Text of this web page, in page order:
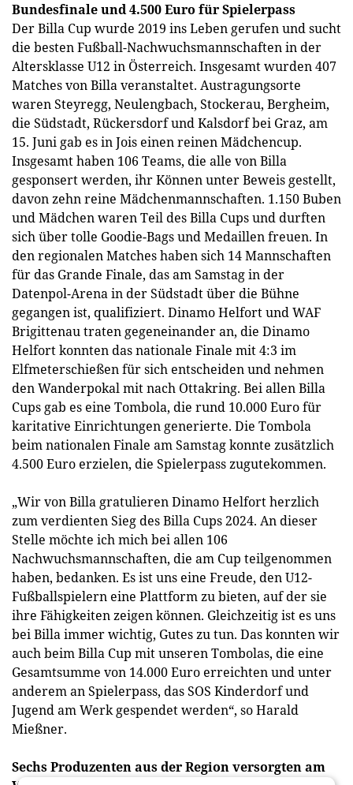
Bundesfinale und 4.500 Euro für Spielerpass
Der Billa Cup wurde 2019 ins Leben gerufen und sucht
die besten Fußball-Nachwuchsmannschaften in der
Altersklasse U12 in Österreich. Insgesamt wurden 407
Matches von Billa veranstaltet. Austragungsorte
waren Steyregg, Neulengbach, Stockerau, Bergheim,
die Südstadt, Rückersdorf und Kalsdorf bei Graz, am
15. Juni gab es in Jois einen reinen Mädchencup.
Insgesamt haben 106 Teams, die alle von Billa
gesponsert werden, ihr Können unter Beweis gestellt,
davon zehn reine Mädchenmannschaften. 1.150 Buben
und Mädchen waren Teil des Billa Cups und durften
sich über tolle Goodie-Bags und Medaillen freuen. In
den regionalen Matches haben sich 14 Mannschaften
für das Grande Finale, das am Samstag in der
Datenpol-Arena in der Südstadt über die Bühne
gegangen ist, qualifiziert. Dinamo Helfort und WAF
Brigittenau traten gegeneinander an, die Dinamo
Helfort konnten das nationale Finale mit 4:3 im
Elfmeterschießen für sich entscheiden und nehmen
den Wanderpokal mit nach Ottakring. Bei allen Billa
Cups gab es eine Tombola, die rund 10.000 Euro für
karitative Einrichtungen generierte. Die Tombola
beim nationalen Finale am Samstag konnte zusätzlich
4.500 Euro erzielen, die Spielerpass zugutekommen.
„Wir von Billa gratulieren Dinamo Helfort herzlich
zum verdienten Sieg des Billa Cups 2024. An dieser
Stelle möchte ich mich bei allen 106
Nachwuchsmannschaften, die am Cup teilgenommen
haben, bedanken. Es ist uns eine Freude, den U12-
Fußballspielern eine Plattform zu bieten, auf der sie
ihre Fähigkeiten zeigen können. Gleichzeitig ist es uns
bei Billa immer wichtig, Gutes zu tun. Das konnten wir
auch beim Billa Cup mit unseren Tombolas, die eine
Gesamtsumme von 14.000 Euro erreichten und unter
anderem an Spielerpass, das SOS Kinderdorf und
Jugend am Werk gespendet werden“, so Harald
Mießner.
Sechs Produzenten aus der Region versorgten am